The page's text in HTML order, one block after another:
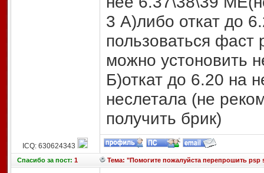
3 А)либо откат до
пользоваться фаст
можно устоновить
Б)откат до 6.20 на
неслетала (не
получить брик)
ICQ: 630624343
Спасибоза пост: 1 Тема: "Помогите пожалуйста перепрошить psp